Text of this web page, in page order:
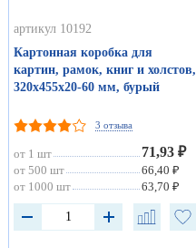
артикул 10192
Картонная коробка для
картин, рамок, книг и холстов,
320х455х20-60 мм, бурый
3 отзыва
от 1 шт 71,93 ₽
от 500 шт
66,40 ₽
от 1000 шт
63,70 ₽